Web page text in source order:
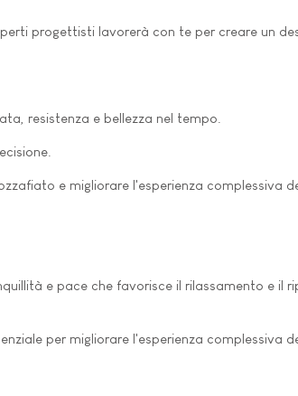
progettisti lavorerà con te per creare un
resistenza e bellezza nel tempo.
e migliorare l'esperienza complessiva
e pace che favorisce il rilassamento e il
per migliorare l'esperienza complessiva